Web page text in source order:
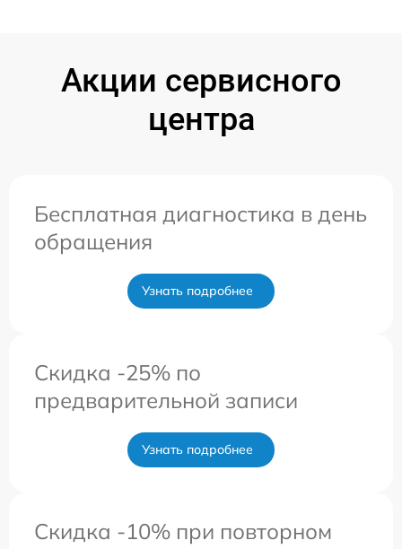
Акции сервисного
центра
Бесплатная диагностика в день
обращения
Узнать подробнее
Скидка -25% по
предварительной записи
Узнать подробнее
Скидка -10% при повторном